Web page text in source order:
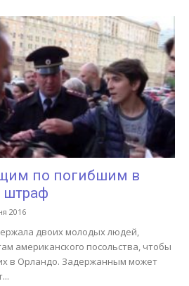
по погибшим в
штраф
2016
двоих молодых людей,
американского посольства, чтобы
в Орландо. Задержанным может